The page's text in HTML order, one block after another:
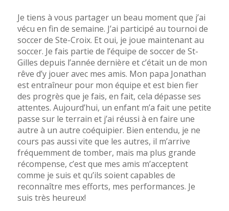
Je tiens à vous partager un beau moment que j’ai
vécu en fin de semaine. J’ai participé au tournoi de
soccer de Ste-Croix. Et oui, je joue maintenant au
soccer. Je fais partie de l’équipe de soccer de St-
Gilles depuis l’année dernière et c’était un de mon
rêve d’y jouer avec mes amis. Mon papa Jonathan
est entraîneur pour mon équipe et est bien fier
des progrès que je fais, en fait, cela dépasse ses
attentes. Aujourd’hui, un enfant m’a fait une petite
passe sur le terrain et j’ai réussi à en faire une
autre à un autre coéquipier. Bien entendu, je ne
cours pas aussi vite que les autres, il m’arrive
fréquemment de tomber, mais ma plus grande
récompense, c’est que mes amis m’acceptent
comme je suis et qu’ils soient capables de
reconnaître mes efforts, mes performances. Je
suis très heureux!